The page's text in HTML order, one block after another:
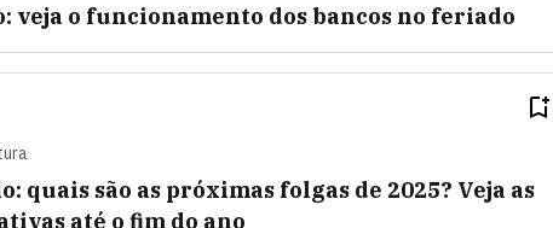
veja o funcionamento dos bancos no feriado
quais são as próximas folgas de 2025? Veja as
até o fim do ano